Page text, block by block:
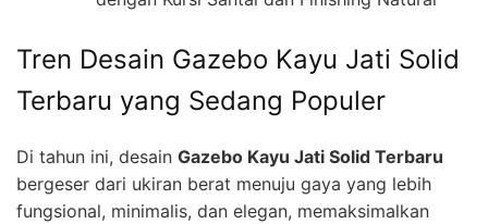
Tren Desain Gazebo Kayu Jati Solid
Terbaru yang Sedang Populer
Di tahun ini, desain Gazebo Kayu Jati Solid Terbaru
bergeser dari ukiran berat menuju gaya yang lebih
fungsional, minimalis, dan elegan, memaksimalkan